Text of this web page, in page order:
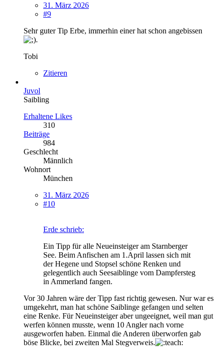
31. März 2026
#9
Sehr guter Tip Erbe, immerhin einer hat schon angebissen
.
Tobi
Zitieren
Juvol
Saibling
Erhaltene Likes
310
Beiträge
984
Geschlecht
Männlich
Wohnort
München
31. März 2026
#10
Erde schrieb:
Ein Tipp für alle Neueinsteiger am Starnberger
See. Beim Anfischen am 1.April lassen sich mit
der Hegene und Stopsel schöne Renken und
gelegentlich auch Seesaiblinge vom Dampfersteg
in Ammerland fangen.
Vor 30 Jahren wäre der Tipp fast richtig gewesen. Nur war es
umgekehrt, man hat schöne Saiblinge gefangen und selten
eine Renke. Für Neueinsteiger aber ungeeignet, weil man gut
werfen können musste, wenn 10 Angler nach vorne
ausgeworfen haben. Einmal die Anderen überworfen gab
böse Blicke, bei zweiten Mal Stegverweis.